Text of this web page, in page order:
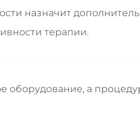
назначит
терапии.
оборудование, а